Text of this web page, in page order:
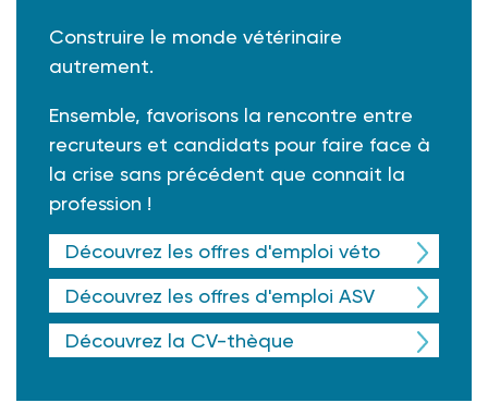
Construire le monde vétérinaire
autrement.
Ensemble, favorisons la rencontre entre
recruteurs et candidats pour faire face à
la crise sans précédent que connait la
profession !
Découvrez les offres d'emploi véto
Découvrez les offres d'emploi ASV
Découvrez la CV-thèque